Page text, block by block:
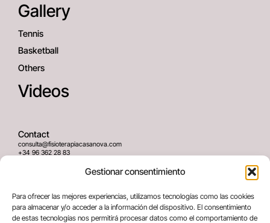
Gestionar consentimiento
Para ofrecer las mejores experiencias, utilizamos tecnologías como las cookies
para almacenar y/o acceder a la información del dispositivo. El consentimiento
de estas tecnologías nos permitirá procesar datos como el comportamiento de
Gallery
Tennis
Basketball
Others
Videos
Contact
consulta@fisioterapiacasanova.com
+34 96 362 28 83
Adress
C/ Greses Nº12 (Bajo) 46020
Valencia, España